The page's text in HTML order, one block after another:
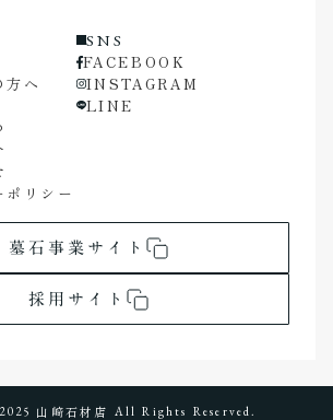
方へ
ポリシー
SNS
FACEBOOK
INSTAGRAM
LINE
墓石事業サイト
採用サイト
山﨑石材店 All Rights Reserved.